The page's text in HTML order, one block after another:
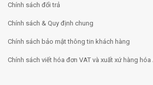
Chính sách đổi trả
Chính sách & Quy định chung
Chính sách bảo mật thông tin khách hàng
Chính sách viết hóa đơn VAT và xuất xứ hàng hóa